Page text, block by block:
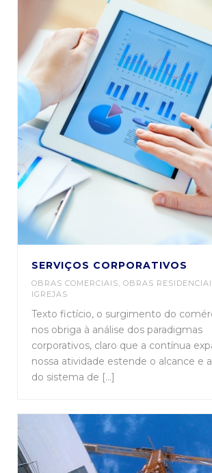
SERVIÇOS CORPORATIVOS
OBRAS COMERCIAIS, OBRAS
IGREJAS
Texto fictício, o surgimento do
nos obriga à análise dos paradigmas
corporativos, claro que a contínua
nossa atividade estende o alcance e
do sistema de [...]